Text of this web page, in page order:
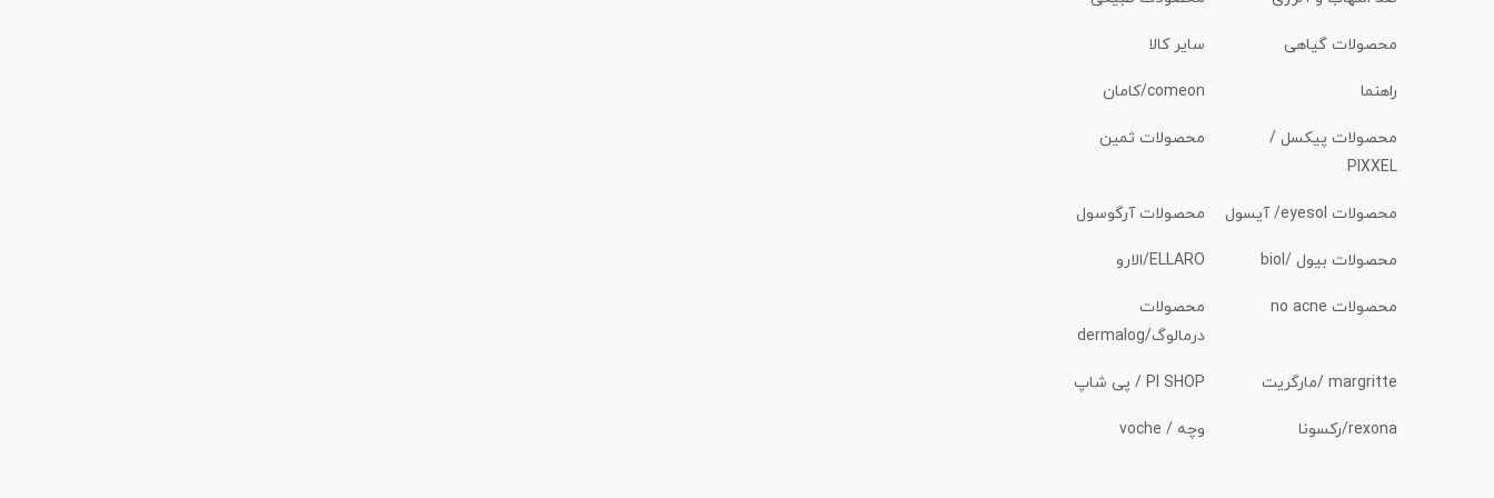
محصولات گیاهی سایر کالا
راهنما comeon/کامان
محصولات پیکسل /
PIXXEL
محصولات ثمین
محصولات eyesol/ آیسول محصولات آرگوسول
محصولات بیول /biol ELLARO/الارو
محصولات no acne
محصولات
درمالوگ/dermalog
margritte /مارگریت PI SHOP / پی شاپ
rexona/رکسونا وچه / voche